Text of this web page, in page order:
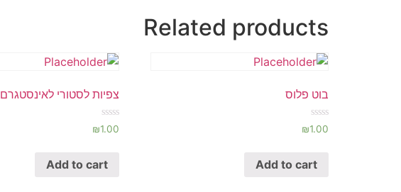
Related products
בוט פלוס
Rated
0
₪1.00
Add to cart
צפיות לסטורי לאינסטגרם
Rated
0
₪1.00
Add to cart